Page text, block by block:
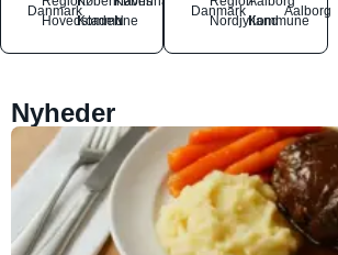
Danmark
Hovedstaden
Kommune
N
Danmark
NordjyllandKommune
Aalborg
Nyheder